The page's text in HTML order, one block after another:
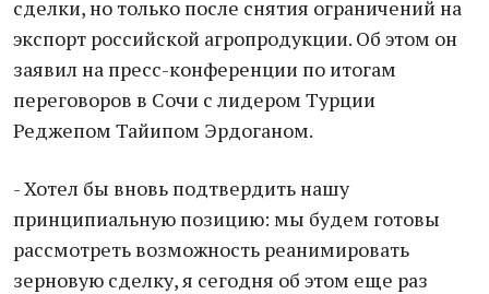
сделки, но только после снятия ограничений на
экспорт российской агропродукции. Об этом он
заявил на пресс-конференции по итогам
переговоров в Сочи с лидером Турции
Реджепом Тайипом Эрдоганом.
- Хотел бы вновь подтвердить нашу
принципиальную позицию: мы будем готовы
рассмотреть возможность реанимировать
зерновую сделку, я сегодня об этом еще раз